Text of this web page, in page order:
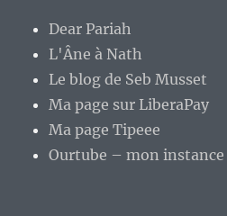
Dear Pariah
L'Âne à Nath
Le blog de Seb Musset
Ma page sur LiberaPay
Ma page Tipeee
Ourtube – mon instance